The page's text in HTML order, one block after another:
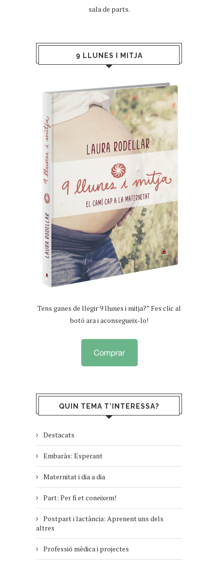
sala de parts.
9 LLUNES I MITJA
Tens ganes de llegir 9 llunes i mitja?” Fes clic al
botó ara i aconsegueix-lo!
QUIN TEMA T’INTERESSA?
Destacats
Embaràs: Esperant
Maternitat i dia a dia
Part: Per fi et coneixem!
Postpart i lactància: Aprenent uns dels
altres
Professió mèdica i projectes